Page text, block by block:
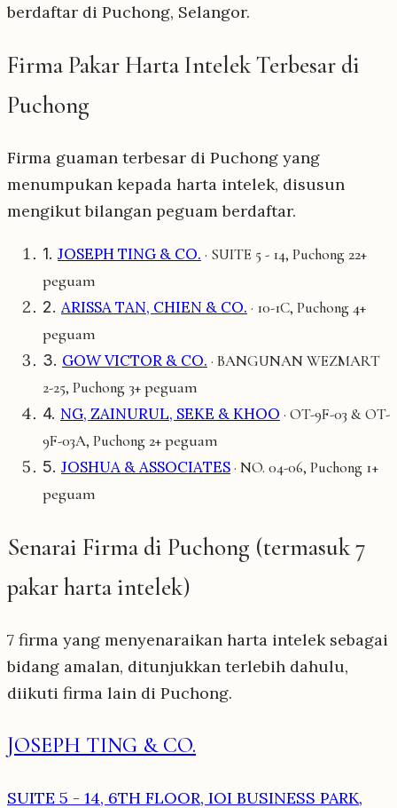
berdaftar di Puchong, Selangor.
Firma Pakar Harta Intelek Terbesar di
Puchong
Firma guaman terbesar di Puchong yang
menumpukan kepada harta intelek, disusun
mengikut bilangan peguam berdaftar.
1. JOSEPH TING & CO. · SUITE 5 - 14, Puchong 22+
peguam
2. ARISSA TAN, CHIEN & CO. · 10-1C, Puchong4+
peguam
3. GOW VICTOR & CO. · BANGUNAN WEZMART
2-25, Puchong 3+ peguam
4. NG, ZAINURUL, SEKE & KHOO · OT-9F-03 & OT-
9F-03A, Puchong 2+ peguam
5. JOSHUA & ASSOCIATES· NO. 04-06, Puchong 1+
peguam
Senarai Firma di Puchong (termasuk 7
pakar harta intelek)
7 firma yang menyenaraikan harta intelek sebagai
bidang amalan, ditunjukkan terlebih dahulu,
diikuti firma lain di Puchong.
JOSEPH TING & CO.
SUITE 5 - 14, 6TH FLOOR, IOI BUSINESS PARK,